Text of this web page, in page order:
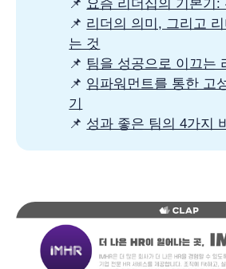
📌 요즘 리더십의 기본기:
📌 리더의 의미, 그리고
는 것
📌 팀을 성공으로 이끄는
📌 임파워먼트를 통한 고
기
📌 성과 좋은 팀의 4가지